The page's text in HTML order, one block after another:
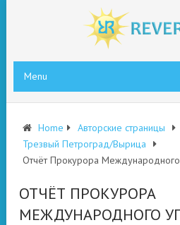
Menu
Home
Авторские страницы
Трезвый Петроград/Вырица
Отчёт Прокурора Международного
ОТЧЁТ ПРОКУРОРА
МЕЖДУНАРОДНОГО